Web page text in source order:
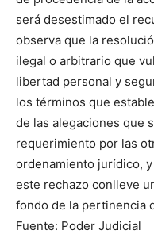
será desestimado el
observa que la
ilegal o arbitrario que
libertad personal y
los términos que
de las alegaciones que
requerimiento por las
ordenamiento jurídico,
este rechazo conlleve
fondo de la pertinencia
Fuente: Poder Judicial